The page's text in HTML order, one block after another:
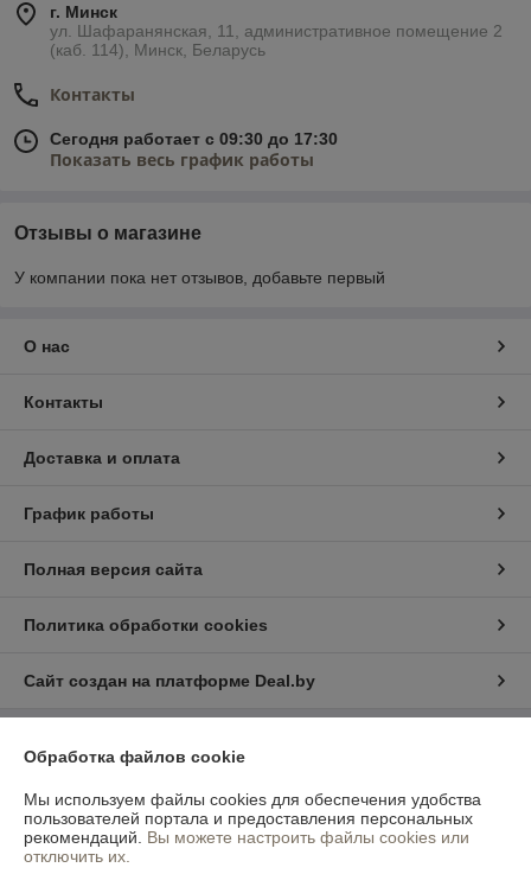
г. Минск
ул. Шафаранянская, 11, административное помещение 2
(каб. 114), Минск, Беларусь
Контакты
Сегодня работает с 09:30 до 17:30
Показать весь график работы
Отзывы о магазине
У компании пока нет отзывов, добавьте первый
О нас
Контакты
Доставка и оплата
График работы
Полная версия сайта
Политика обработки cookies
Сайт создан на платформе Deal.by
Информация для покупателя
Юридическое лицо: ЧТУП "Рекламное агентство "Формат"
220015, Республика Беларусь, г.Минск, ул.Шафарнянская, д.11, пом.2
Регистрационный номер ЕГР: 191905600
Обработка файлов cookie
Мы используем файлы cookies для обеспечения удобства
пользователей портала и предоставления персональных
рекомендаций. Вы можете настроить файлы cookies или
отключить их.